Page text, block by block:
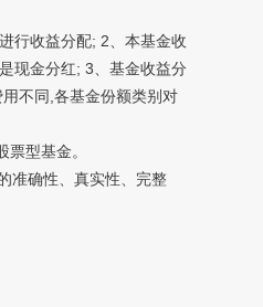
行收益分配; 2、本基金收
现金分红; 3、基金收益分
不同,各基金份额类别对
型基金。
准确性、真实性、完整